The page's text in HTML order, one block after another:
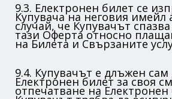
9.3. Електронен билет се
Купувача на неговия имейл
случай, че Купувачът
тази Оферта относно
на Билета и Свързаните
9.4. Купувачът е длъжен сам
Електронен билет за своя
отпечатване на Електронен